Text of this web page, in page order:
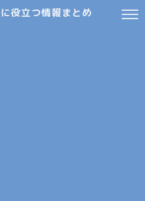
役立つ情報まとめ